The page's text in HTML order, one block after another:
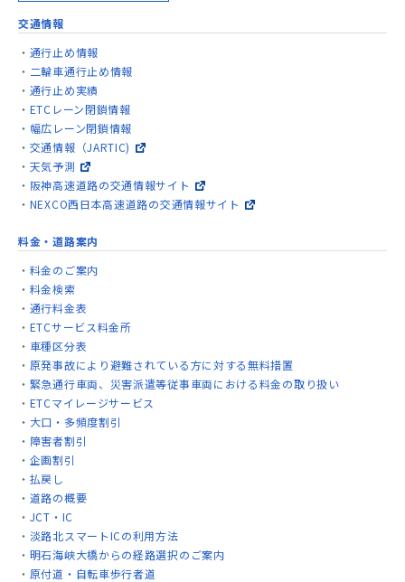
交通情報
通行止め情報
二輪車通行止め情報
通行止め実績
ETCレーン閉鎖情報
幅広レーン閉鎖情報
交通情報（JARTIC)
天気予測
阪神高速道路の交通情報サイト
NEXCO西日本高速道路の交通情報サイト
料金・道路案内
料金のご案内
料金検索
通行料金表
ETCサービス料金所
車種区分表
原発事故により避難されている方に対する無料措置
緊急通行車両、災害派遣等従事車両における料金の取り扱い
ETCマイレージサービス
大口・多頻度割引
障害者割引
企画割引
払戻し
道路の概要
JCT・IC
淡路北スマートICの利用方法
明石海峡大橋からの経路選択のご案内
原付道・自転車歩行者道